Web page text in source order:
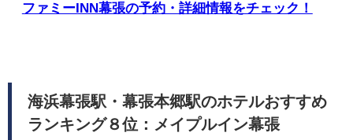
ファミーINN幕張の予約・詳細情報をチェック！
海浜幕張駅・幕張本郷駅のホテルおすすめ
ランキング８位：メイプルイン幕張